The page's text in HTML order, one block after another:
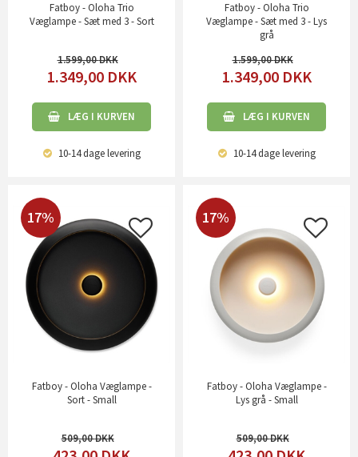
Fatboy - Oloha Trio
Væglampe - Sæt med 3 - Sort
1.599,00
1.349,00 DKK
LÆG I KURVEN
10-14 dagelevering
Fatboy - Oloha Trio
Væglampe - Sæt med 3 - Lys
grå
1.599,00
1.349,00 DKK
LÆG I KURVEN
10-14 dagelevering
17%
Fatboy - Oloha Væglampe -
Sort - Small
509,00
17%
Fatboy - Oloha Væglampe -
Lys grå - Small
509,00